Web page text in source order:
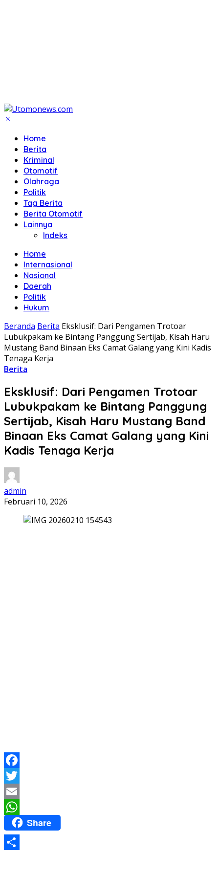
Home
Berita
Kriminal
Otomotif
Olahraga
Politik
Tag Berita
Berita Otomotif
Lainnya
Indeks
Home
Internasional
Nasional
Daerah
Politik
Hukum
Beranda Berita Eksklusif: Dari Pengamen Trotoar
Lubukpakam ke Bintang Panggung Sertijab, Kisah Haru
Mustang Band Binaan Eks Camat Galang yang Kini Kadis
Tenaga Kerja
Berita
Eksklusif: Dari Pengamen Trotoar
Lubukpakam ke Bintang Panggung
Sertijab, Kisah Haru Mustang Band
Binaan Eks Camat Galang yang Kini
Kadis Tenaga Kerja
admin
Februari 10, 2026
Facebook
Twitter
Email
WhatsApp
Share